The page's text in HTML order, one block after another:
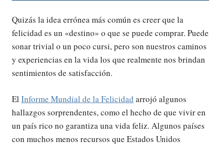
Quizás la idea errónea más común es creer que la
felicidad es un «destino» o que se puede comprar. Puede
sonar trivial o un poco cursi, pero son nuestros caminos
y experiencias en la vida los que realmente nos brindan
sentimientos de satisfacción.
El Informe Mundial de la Felicidad arrojó algunos
hallazgos sorprendentes, como el hecho de que vivir en
un país rico no garantiza una vida feliz. Algunos países
con muchos menos recursos que Estados Unidos